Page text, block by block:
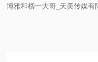
博雅和榜一大哥_天美传媒有